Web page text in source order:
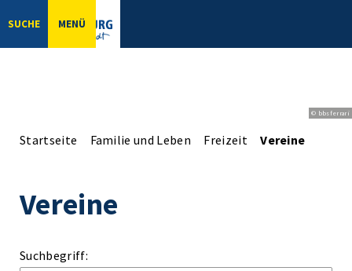
SUCHE MENÜ
© bbsferrari
Startseite Familie und Leben Freizeit Vereine
Vereine
Suchbegriff: